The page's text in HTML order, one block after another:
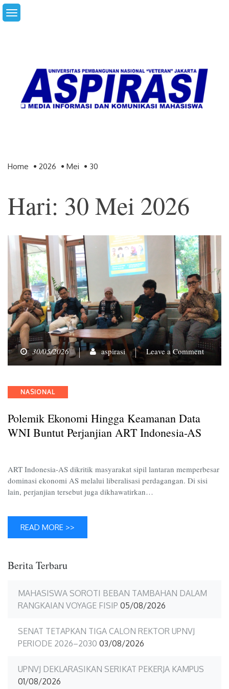
Skip
to
Home 2026 Mei 30
Hari: 30 Mei 2026
30/05/2026 aspirasi Leave a Commenton
AS
Categories
NASIONAL
Polemik Ekonomi Hingga Keamanan Data
WNI Buntut Perjanjian ART Indonesia-AS
ART Indonesia-AS dikritik masyarakat sipil lantaran memperbesar
dominasi ekonomi AS melalui liberalisasi perdagangan. Di sisi
lain, perjanjian tersebut juga dikhawatirkan…
READ MORE >>
Berita Terbaru
MAHASISWA SOROTI BEBAN TAMBAHAN DALAM
RANGKAIAN VOYAGE FISIP 05/08/2026
SENAT TETAPKAN TIGA CALON REKTOR UPNVJ
PERIODE 2026–2030 03/08/2026
UPNVJ DEKLARASIKAN SERIKAT PEKERJA KAMPUS
01/08/2026